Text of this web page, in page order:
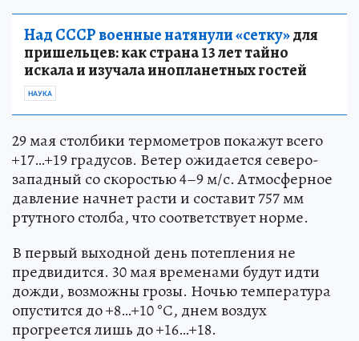
Над СССР военные натянули «сетку»для
пришельцев: как страна 13 лет тайно
искала и изучала инопланетных гостей
НАУКА
29 мая столбики термометров покажут всего
+17…+19 градусов. Ветер ожидается северо-
западный со скоростью 4–9 м/с. Атмосферное
давление начнет расти и составит 757 мм
ртутного столба, что соответствует норме.
В первый выходной день потепления не
предвидится. 30 мая временами будут идти
дожди, возможны грозы. Ночью температура
опустится до +8…+10 °С, днем воздух
прогреется лишь до +16…+18.